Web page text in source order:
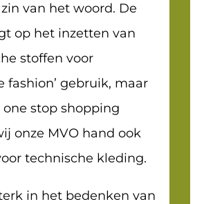
van het woord. De
op het inzetten van
stoffen voor
fashion’ gebruik, maar
stop shopping
onze MVO hand ook
technische kleding.
in het bedenken van